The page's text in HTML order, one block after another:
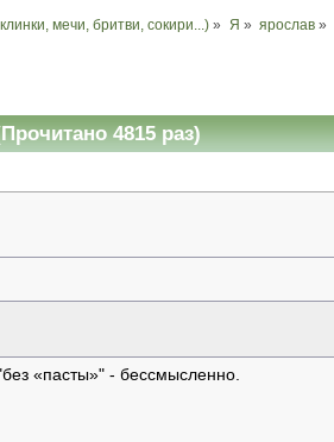
мечи, бритви, сокири...) » Я » ярослав»
4815 раз)
«пасты»" - бессмысленно.